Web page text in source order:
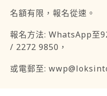
名額有限，報名從速。
報名方法: WhatsApp至
/ 2272 9850，
或電郵至: